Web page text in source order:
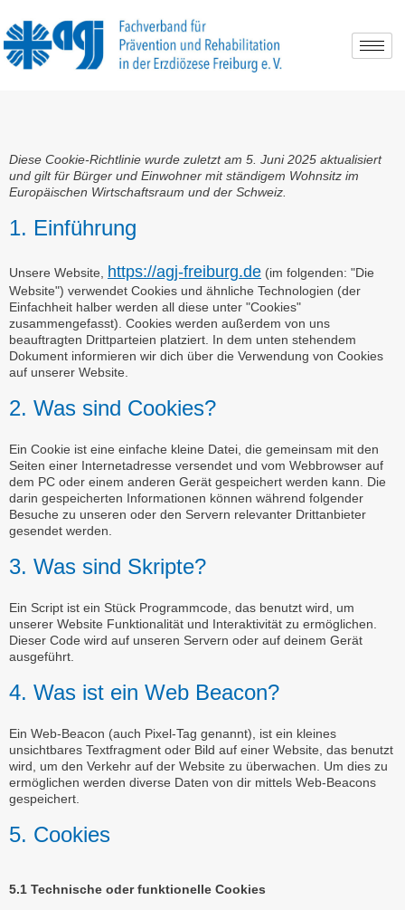
Cookie-Richtlinie (EU)
Diese Cookie-Richtlinie wurde zuletzt am 5. Juni 2025 aktualisiert
und gilt für Bürger und Einwohner mit ständigem Wohnsitz im
Europäischen Wirtschaftsraum und der Schweiz.
1. Einführung
Unsere Website, https://agj-freiburg.de (im folgenden: "Die
Website") verwendet Cookies und ähnliche Technologien (der
Einfachheit halber werden all diese unter "Cookies"
zusammengefasst). Cookies werden außerdem von uns
beauftragten Drittparteien platziert. In dem unten stehendem
Dokument informieren wir dich über die Verwendung von Cookies
auf unserer Website.
2. Was sind Cookies?
Ein Cookie ist eine einfache kleine Datei, die gemeinsam mit den
Seiten einer Internetadresse versendet und vom Webbrowser auf
dem PC oder einem anderen Gerät gespeichert werden kann. Die
darin gespeicherten Informationen können während folgender
Besuche zu unseren oder den Servern relevanter Drittanbieter
gesendet werden.
3. Was sind Skripte?
Ein Script ist ein Stück Programmcode, das benutzt wird, um
unserer Website Funktionalität und Interaktivität zu ermöglichen.
Dieser Code wird auf unseren Servern oder auf deinem Gerät
ausgeführt.
4. Was ist ein Web Beacon?
Ein Web-Beacon (auch Pixel-Tag genannt), ist ein kleines
unsichtbares Textfragment oder Bild auf einer Website, das benutzt
wird, um den Verkehr auf der Website zu überwachen. Um dies zu
ermöglichen werden diverse Daten von dir mittels Web-Beacons
gespeichert.
5. Cookies
5.1 Technische oder funktionelle Cookies